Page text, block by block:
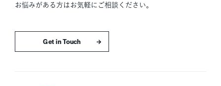
お悩みがある方はお気軽にご相談ください。
お問い合わせはこちら